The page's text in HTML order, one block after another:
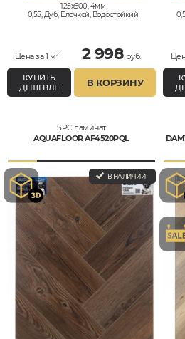
125x600, 4мм
0,55, Дуб, Елочкой, Водостойкий
Цена за 1 м² 2 998 руб.
КУПИТЬ
ДЕШЕВЛЕ
В КОРЗИНУ
SPC ламинат
AQUAFLOOR AF4520PQL
В НАЛИЧИИ